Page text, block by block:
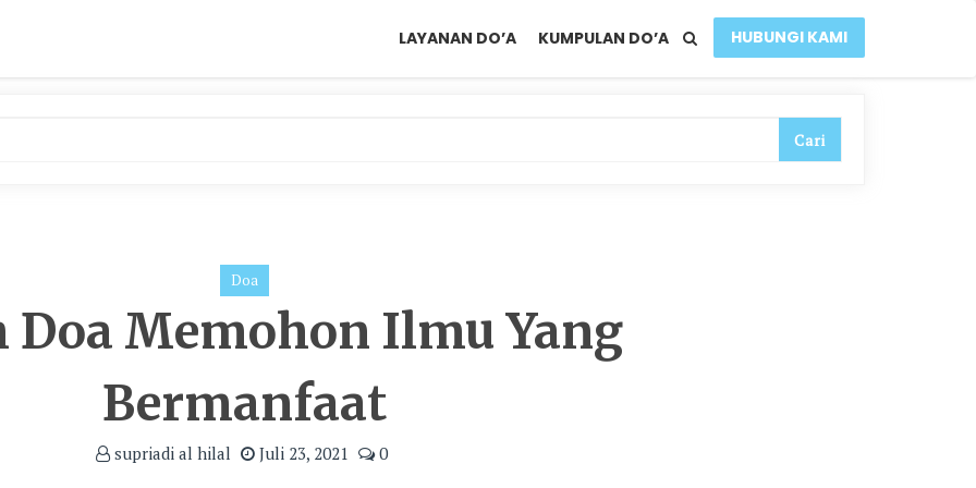
LAYANAN DO’A KUMPULAN DO’A HUBUNGI KAMI
Doa
Memohon Ilmu Yang
Bermanfaat
supriadi al hilal Juli 23, 2021 0